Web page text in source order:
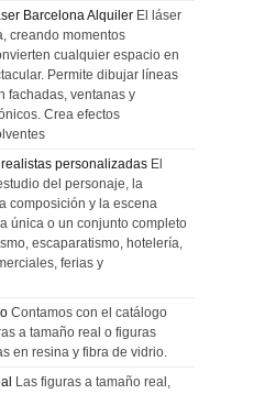
Barcelona Alquiler El láser
creando momentos
cualquier espacio en
Permite dibujar líneas
fachadas, ventanas y
Crea efectos
personalizadas El
del personaje, la
composición y la escena
única o un conjunto completo
escaparatismo, hotelería,
ferias y
Contamos con el catálogo
a tamaño real o figuras
en resina y fibra de vidrio.
Las figuras a tamaño real,